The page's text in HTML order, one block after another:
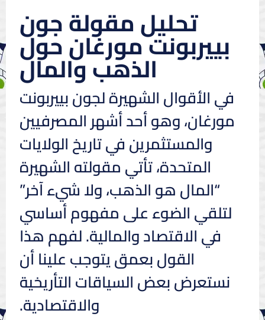
تحليل مقولة جون
بييربونت مورغان حول
الذهب والمال
في الأقوال الشهيرة لجون بييربونت
مورغان، وهو أحد أشهر المصرفيين
والمستثمرين في تاريخ الولايات
المتحدة، تأتي مقولته الشهيرة
“المال هو الذهب، ولا شيء آخر”
لتلقي الضوء على مفهوم أساسي
في الاقتصاد والمالية. لفهم هذا
القول بعمق يتوجب علينا أن
نستعرض بعض السياقات التأريخية
والاقتصادية.